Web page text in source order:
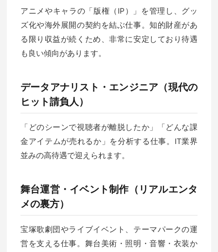
アニメやキャラの「版権（IP）」を管理し、グッ
ズ化や海外展開の契約を結ぶ仕事。知的財産があ
る限り収益が続くため、非常に安定しており待遇
も良い傾向があります。
データアナリスト・エンジニア（現代の
ヒット請負人）
「どのシーンで視聴者が離脱したか」「どんな課
金アイテムが売れるか」を分析する仕事。IT業界
並みの高待遇で迎えられます。
舞台運営・イベント制作（リアルエンタ
メの裏方）
宝塚歌劇団やライブイベント、テーマパークの運
営を支える仕事。舞台美術・照明・音響・衣装か